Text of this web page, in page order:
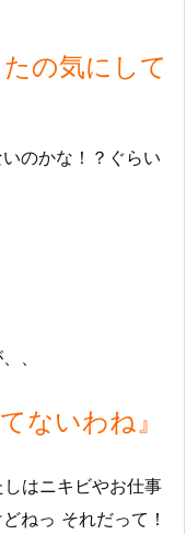
の気にして
のかな！？ぐらい
、
ないわね』
はニキビやお仕事
ねっ それだって！